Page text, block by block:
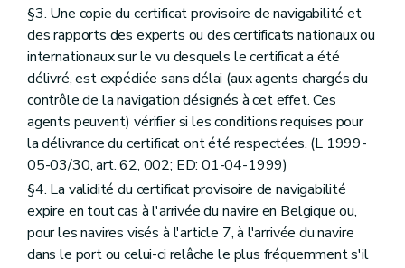
§3. Une copie du certificat provisoire de navigabilité et
des rapports des experts ou des certificats nationaux ou
internationaux sur le vu desquels le certificat a été
délivré, est expédiée sans délai (aux agents chargés du
contrôle de la navigation désignés à cet effet. Ces
agents peuvent) vérifier si les conditions requises pour
la délivrance du certificat ont été respectées. (L 1999-
05-03/30, art. 62, 002; ED: 01-04-1999)
§4. La validité du certificat provisoire de navigabilité
expire en tout cas à l'arrivée du navire en Belgique ou,
pour les navires visés à l'article 7, à l'arrivée du navire
dans le port ou celui-ci relâche le plus fréquemment s'il